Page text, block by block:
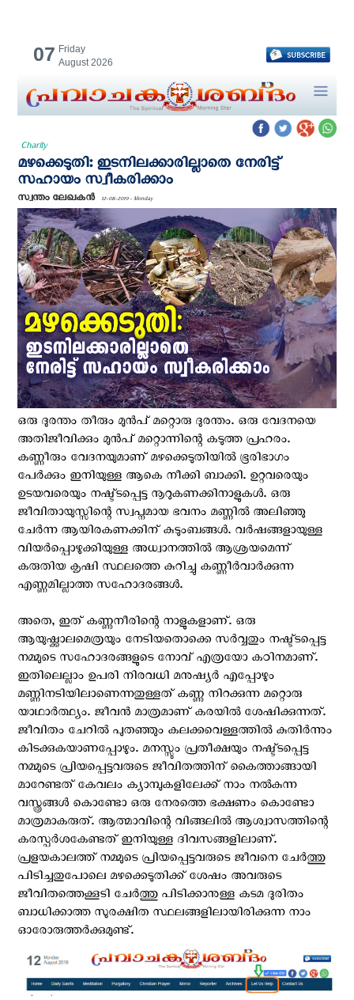
07 Friday
August 2026
Charity
മഴക്കെടുതി: ഇടനിലക്കാരില്ലാതെ നേരിട്ട്
സഹായം സ്വീകരിക്കാം
സ്വന്തം ലേഖകന്‍ 12-08-2019 - Monday
ഒരു ദുരന്തം തീരും മുന്‍പ് മറ്റൊരു ദുരന്തം. ഒരു വേദനയെ
അതിജീവിക്കും മുന്‍പ് മറ്റൊന്നിന്റെ കടുത്ത പ്രഹരം.
കണ്ണീരും വേദനയുമാണ് മഴക്കെടുതിയില്‍ ഭൂരിഭാഗം
പേര്‍ക്കും ഇനിയുള്ള ആകെ നീക്കി ബാക്കി. ഉറ്റവരെയും
ഉടയവരെയും നഷ്ട്ടപ്പെട്ട നൂറുകണക്കിനാളുകള്‍. ഒരു
ജീവിതായുസ്സിന്റെ സ്വപ്നമായ ഭവനം മണ്ണില്‍ അലിഞ്ഞു
ചേര്‍ന്ന ആയിരകണക്കിന് കുടുംബങ്ങള്‍. വര്‍ഷങ്ങളായുള്ള
വിയര്‍പ്പൊഴുക്കിയുള്ള അധ്വാനത്തില്‍ ആശ്രയമെന്ന്
കരുതിയ കൃഷി സ്ഥലത്തെ കുറിച്ചു കണ്ണീര്‍വാര്‍ക്കുന്ന
എണ്ണമില്ലാത്ത സഹോദരങ്ങള്‍.
അതെ, ഇത് കണ്ണുനീരിന്റെ നാളുകളാണ്. ഒരു
ആയുഷ്ക്കാലമെത്രയും നേടിയതൊക്കെ സര്‍വ്വതും നഷ്ട്ടപ്പെട്ട
നമ്മുടെ സഹോദരങ്ങളുടെ നോവ് എത്രയോ കഠിനമാണ്.
ഇതിലെല്ലാം ഉപരി നിരവധി മനുഷ്യര്‍ എപ്പോഴും
മണ്ണിനടിയിലാണെന്നതുള്ളത് കണ്ണു നിറക്കുന്ന മറ്റൊരു
യാഥാര്‍ത്ഥ്യം. ജീവൻ മാത്രമാണ് കരയിൽ ശേഷിക്കുന്നത്.
ജീവിതം ചേറിൽ പുതഞ്ഞും കലക്കവെള്ളത്തിൽ കുതിർന്നും
കിടക്കുകയാണപ്പോഴും. മനസ്സും പ്രതീക്ഷയും നഷ്ട്ടപ്പെട്ട
നമ്മുടെ പ്രിയപ്പെട്ടവരുടെ ജീവിതത്തിന് കൈത്താങ്ങായി
മാറേണ്ടത് കേവലം ക്യാമ്പുകളിലേക്ക് നാം നല്‍കുന്ന
വസ്ത്രങ്ങള്‍ കൊണ്ടോ ഒരു നേരത്തെ ഭക്ഷണം കൊണ്ടോ
മാത്രമാകരുത്. ആത്മാവിന്റെ വിങ്ങലിൽ ആശ്വാസത്തിന്റെ
കരസ്പര്‍ശകേണ്ടത് ഇനിയുള്ള ദിവസങ്ങളിലാണ്.
പ്രളയകാലത്ത് നമ്മുടെ പ്രിയപ്പെട്ടവരുടെ ജീവനെ ചേർത്തു
പിടിച്ചതുപോലെ മഴക്കെടുതിക്ക് ശേഷം അവരുടെ
ജീവിതത്തെക്കൂടി ചേർത്തു പിടിക്കാനുള്ള കടമ ദുരിതം
ബാധിക്കാത്ത സുരക്ഷിത സ്ഥലങ്ങളിലായിരിക്കുന്ന നാം
ഓരോരുത്തര്‍ക്കുമുണ്ട്.